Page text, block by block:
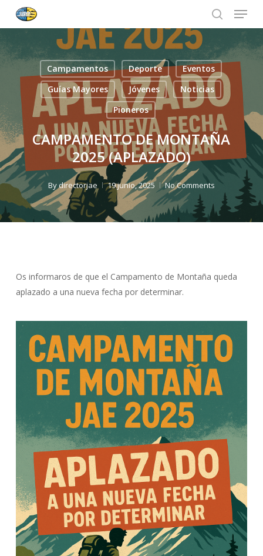
content
search
Menu
Campamentos Deporte
Eventos
Guías Mayores
Jóvenes
Noticias
Pioneros
CAMPAMENTO DE MONTAÑA
2025 (APLAZADO)
Bydirectorjae 19 junio, 2025 No Comments
Os informaros de que el Campamento de Montaña queda
aplazado a una nueva fecha por determinar.
Menu